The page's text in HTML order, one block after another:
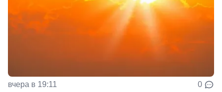
вчера в 19:11 0